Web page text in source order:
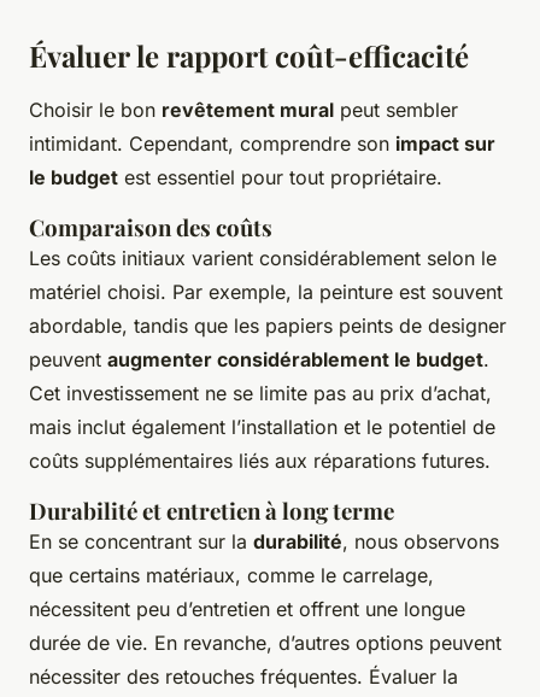
Évaluer le rapport coût-efficacité
Choisir le bon revêtement mural peut sembler
intimidant. Cependant, comprendre son impact sur
le budget est essentiel pour tout propriétaire.
Comparaison des coûts
Les coûts initiaux varient considérablement selon le
matériel choisi. Par exemple, la peinture est souvent
abordable, tandis que les papiers peints de designer
peuvent augmenter considérablement le budget.
Cet investissement ne se limite pas au prix d’achat,
mais inclut également l’installation et le potentiel de
coûts supplémentaires liés aux réparations futures.
Durabilité et entretien à long terme
En se concentrant sur la durabilité, nous observons
que certains matériaux, comme le carrelage,
nécessitent peu d’entretien et offrent une longue
durée de vie. En revanche, d’autres options peuvent
nécessiter des retouches fréquentes. Évaluer la